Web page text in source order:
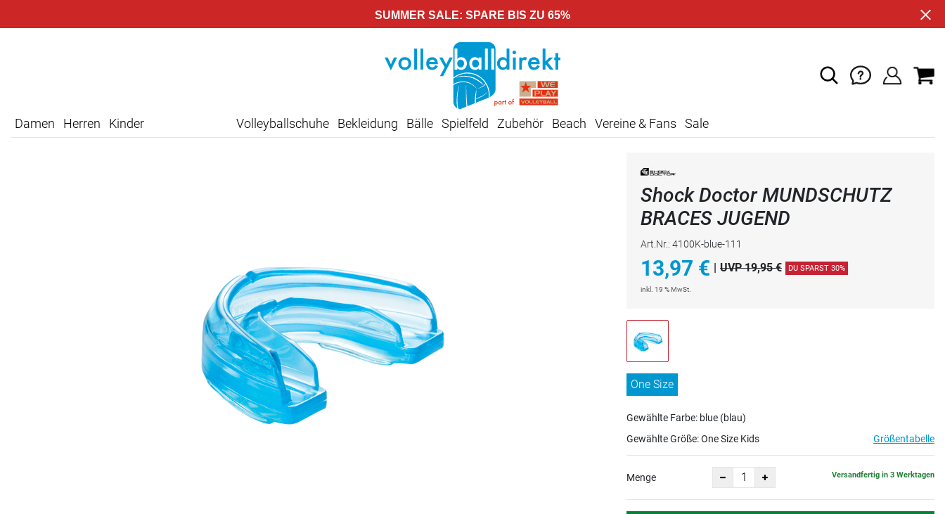
SUMMER SALE: SPARE BIS ZU 65%
Damen Herren Kinder Volleyballschuhe Bekleidung Bälle Spielfeld Zubehör Beach Vereine & Fans Sale
Shock Doctor MUNDSCHUTZ
BRACES JUGEND
Art.Nr.: 4100K-blue-111
13,97 € UVP 19,95 € DU SPARST 30%
inkl. 19 % MwSt.
One Size
Gewählte Farbe: blue (blau)
Gewählte Größe:One Size Kids Größentabelle
Menge Versandfertig in 3 Werktagen